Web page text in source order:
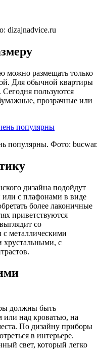
dizajnadvice.ru
можно размещать только
Для обычной квартиры
пользуются
прозрачные или
популярны. Фото:
дизайна подойдут
с плафонами в виде
более лаконичные
приветствуются
со
металлическими
хрустальными, с
должны быть
или над кроватью, на
По дизайну приборы
в интерьере.
свет, который легко